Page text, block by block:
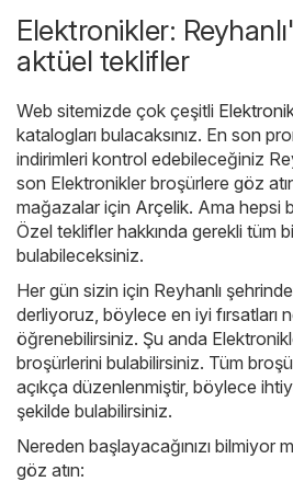
Elektronikler:
aktüel teklifler
Web sitemizde çok çeşitli
katalogları bulacaksınız. En son
indirimleri kontrol edebileceğiniz
son Elektronikler broşürlere göz
mağazalar için Arçelik. Ama hepsi
Özel teklifler hakkında gerekli tüm
bulabileceksiniz.
Her gün sizin için Reyhanlı
derliyoruz, böylece en iyi fırsatları
öğrenebilirsiniz. Şu anda
broşürlerini bulabilirsiniz. Tüm
açıkça düzenlenmiştir, böylece
şekilde bulabilirsiniz.
Nereden başlayacağınızı bilmiyor
göz atın: